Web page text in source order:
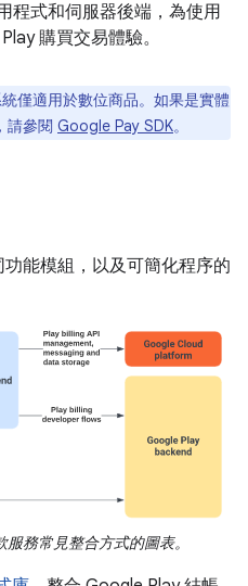
程式和伺服器後端，為使用
購買交易體驗。
僅適用於數位商品。如果是實體
請參閱 Google Pay SDK。
能模組，以及可簡化程序的
務常見整合方式的圖表。